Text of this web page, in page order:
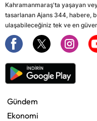
Kahramanmaraş'ta yaşayan
tasarlanan Ajans 344, habere,
ulaşabileceğiniz tek ve en
Gündem
Ekonomi